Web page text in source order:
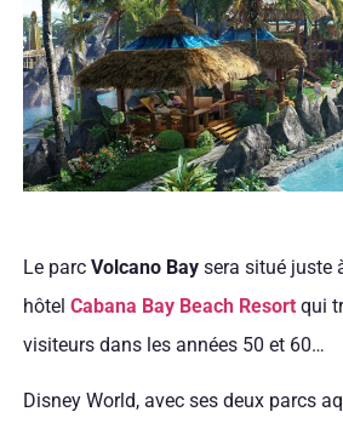
Le parc Volcano Baysera situé juste
hôtel Cabana Bay Beach Resortqui
visiteurs dans les années 50 et 60…
Disney World, avec ses deux parcs